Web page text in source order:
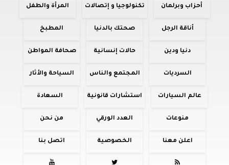
أحزاب وبرلمان تكنولوجيا و إتصالات المرأة والطفل
أناقة الرجل صحتك بالدنيا المطبخ
دنيا ودين حالات إنسانية صحافة المواطن
السرديات المجتمع والناس السياحة والأثار
عالم السيارات استشارات قانونية السعادة
منوعات العدد الورقي من نحن
اعلن معنا الخصوصية اتصل بنا